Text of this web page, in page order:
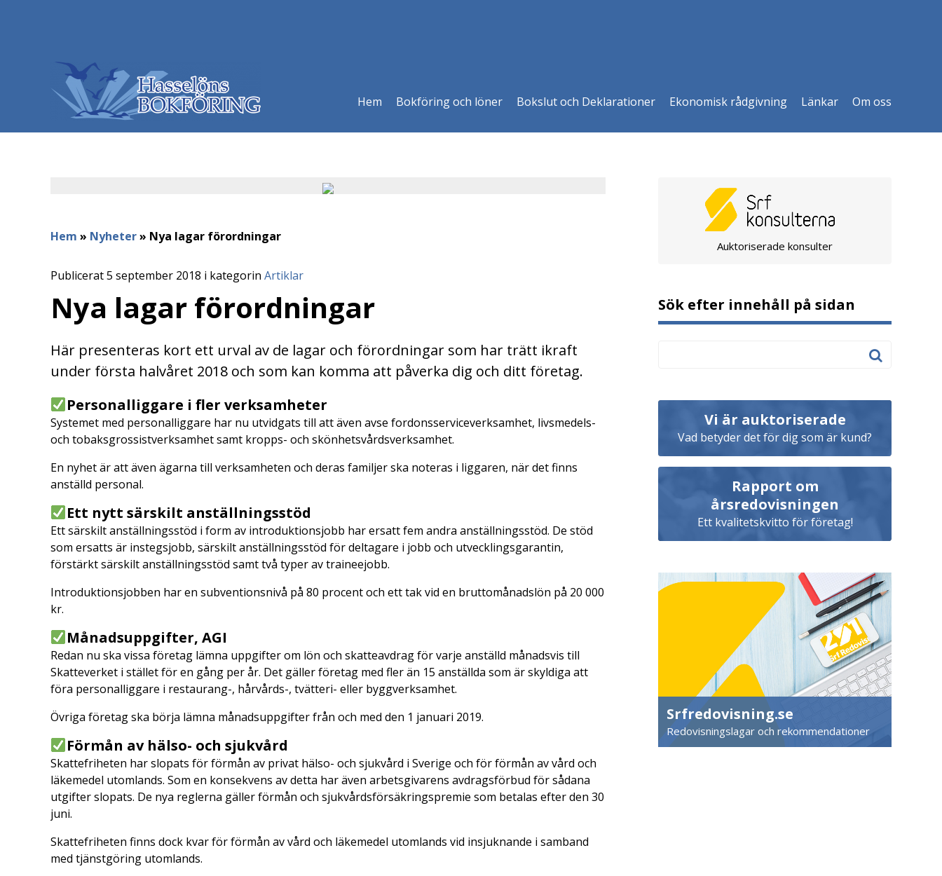
Hem Bokföring och löner Bokslut och Deklarationer Ekonomisk rådgivning Länkar Om oss
Hem » Nyheter» Nya lagar förordningar
Publicerat 5 september 2018 i kategorin Artiklar
Nya lagar förordningar
Här presenteras kort ett urval av de lagar och förordningar som har trätt ikraft
under första halvåret 2018 och som kan komma att påverka dig och ditt företag.
Personalliggare i fler verksamheter
Systemet med personalliggare har nu utvidgats till att även avse fordonsserviceverksamhet, livsmedels-
och tobaksgrossistverksamhet samt kropps- och skönhetsvårdsverksamhet.
En nyhet är att även ägarna till verksamheten och deras familjer ska noteras i liggaren, när det finns
anställd personal.
Ett nytt särskilt anställningsstöd
Ett särskilt anställningsstöd i form av introduktionsjobb har ersatt fem andra anställningsstöd. De stöd
som ersatts är instegsjobb, särskilt anställningsstöd för deltagare i jobb och utvecklingsgarantin,
förstärkt särskilt anställningsstöd samt två typer av traineejobb.
Introduktionsjobben har en subventionsnivå på 80 procent och ett tak vid en bruttomånadslön på 20 000
kr.
Månadsuppgifter, AGI
Redan nu ska vissa företag lämna uppgifter om lön och skatteavdrag för varje anställd månadsvis till
Skatteverket i stället för en gång per år. Det gäller företag med fler än 15 anställda som är skyldiga att
föra personalliggare i restaurang-, hårvårds-, tvätteri- eller byggverksamhet.
Övriga företag ska börja lämna månadsuppgifter från och med den 1 januari 2019.
Förmån av hälso- och sjukvård
Skattefriheten har slopats för förmån av privat hälso- och sjukvård i Sverige och för förmån av vård och
läkemedel utomlands. Som en konsekvens av detta har även arbetsgivarens avdragsförbud för sådana
utgifter slopats. De nya reglerna gäller förmån och sjukvårdsförsäkringspremie som betalas efter den 30
juni.
Skattefriheten finns dock kvar för förmån av vård och läkemedel utomlands vid insjuknande i samband
med tjänstgöring utomlands.
Auktoriserade konsulter
Sök efter innehåll på sidan
Vi är auktoriserade
Vad betyder det för dig som är kund?
Rapport om
årsredovisningen
Ett kvalitetskvitto för företag!
Srfredovisning.se
Redovisningslagar och rekommendationer